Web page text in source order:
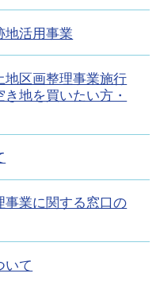
地活用事業
地区画整理事業施行
地を買いたい方・
事業に関する窓口の
いて